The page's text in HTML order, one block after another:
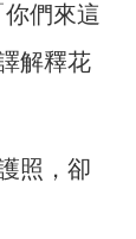
你們來這
解釋花
照，卻